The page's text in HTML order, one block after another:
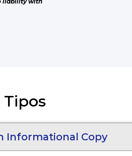
Tipos
Informational Copy